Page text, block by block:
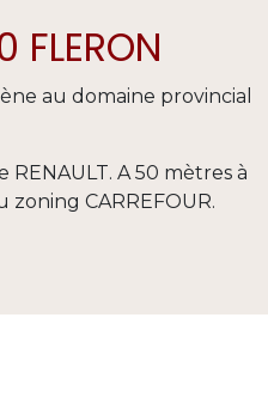
au domaine provincial
A 50 mètres à
CARREFOUR.